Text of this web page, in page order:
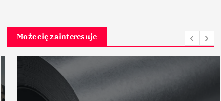
Może cię zainteresuje